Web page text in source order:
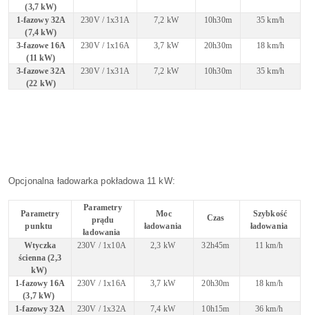
(3,7 kW)
1-fazowy 32A
(7,4 kW)
230V / 1x31A 7,2 kW 10h30m 35 km/h
3-fazowe 16A
(11 kW)
230V / 1x16A 3,7 kW 20h30m 18 km/h
3-fazowe 32A
(22 kW)
230V / 1x31A 7,2 kW 10h30m 35 km/h
Opcjonalna ładowarka pokładowa 11 kW:
Parametry
punktu
Parametry
prądu
ładowania
Moc
ładowania
Czas
Szybkość
ładowania
Wtyczka
ścienna (2,3
kW)
230V / 1x10A 2,3 kW 32h45m 11 km/h
1-fazowy 16A
(3,7 kW)
230V / 1x16A 3,7 kW 20h30m 18 km/h
1-fazowy 32A
230V / 1x32A 7,4 kW 10h15m 36 km/h